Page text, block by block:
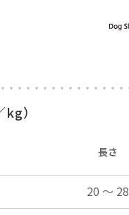
）
長さ
20 ～ 28